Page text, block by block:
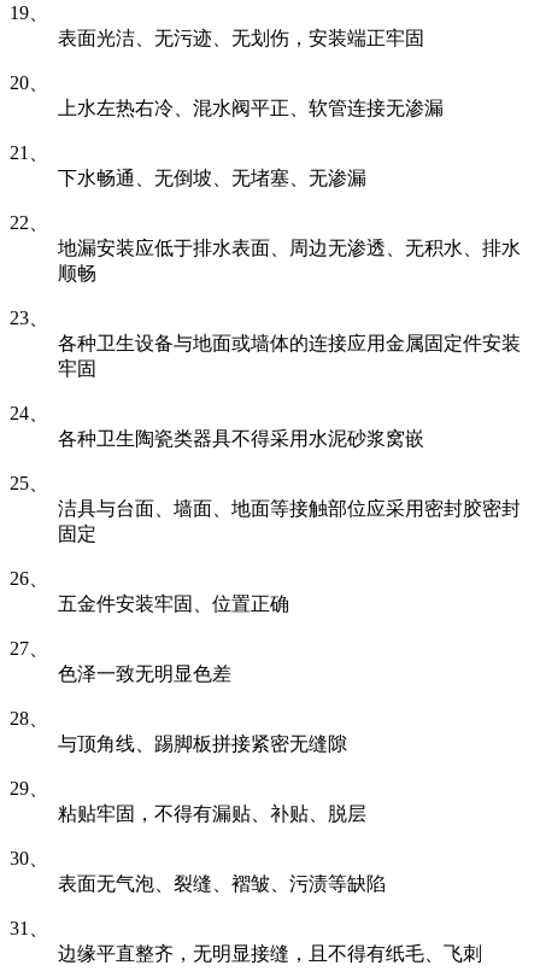
19、
表面光洁、无污迹、无划伤，安装端正牢固
20、
上水左热右冷、混水阀平正、软管连接无渗漏
21、
下水畅通、无倒坡、无堵塞、无渗漏
22、
地漏安装应低于排水表面、周边无渗透、无积水、排水
顺畅
23、
各种卫生设备与地面或墙体的连接应用金属固定件安装
牢固
24、
各种卫生陶瓷类器具不得采用水泥砂浆窝嵌
25、
洁具与台面、墙面、地面等接触部位应采用密封胶密封
固定
26、
五金件安装牢固、位置正确
27、
色泽一致无明显色差
28、
与顶角线、踢脚板拼接紧密无缝隙
29、
粘贴牢固，不得有漏贴、补贴、脱层
30、
表面无气泡、裂缝、褶皱、污渍等缺陷
31、
边缘平直整齐，无明显接缝，且不得有纸毛、飞刺